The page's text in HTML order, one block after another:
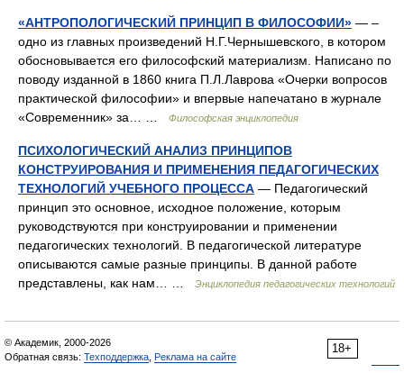
«АНТРОПОЛОГИЧЕСКИЙ ПРИНЦИП В ФИЛОСОФИИ» — –
одно из главных произведений Н.Г.Чернышевского, в котором
обосновывается его философский материализм. Написано по
поводу изданной в 1860 книга П.Л.Лаврова «Очерки вопросов
практической философии» и впервые напечатано в журнале
«Современник» за… …
Философская энциклопедия
ПСИХОЛОГИЧЕСКИЙ АНАЛИЗ ПРИНЦИПОВ
КОНСТРУИРОВАНИЯ И ПРИМЕНЕНИЯ ПЕДАГОГИЧЕСКИХ
ТЕХНОЛОГИЙ УЧЕБНОГО ПРОЦЕССА — Педагогический
принцип это основное, исходное положение, которым
руководствуются при конструировании и применении
педагогических технологий. В педагогической литературе
описываются самые разные принципы. В данной работе
представлены, как нам… …
Энциклопедия педагогических технологий
18+
© Академик, 2000-2026
Обратная связь: Техподдержка Реклама на сайте